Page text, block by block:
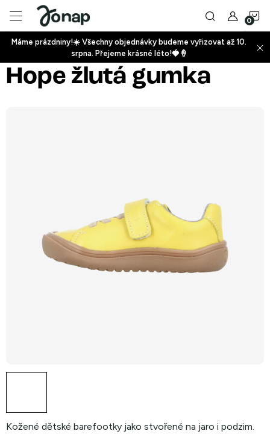
obsah
+
Máme prázdniny!☀️ Všechny objednávky budeme vyřizovat až 10.
srpna. Přejeme krásné léto!🍓🍦
Hope žlutá gumka
Kožené dětské barefootky jako stvořené na jaro i podzim.